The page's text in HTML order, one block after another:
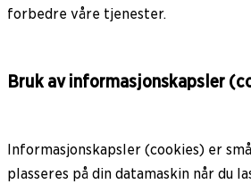
forbedre våre tjenester.
Bruk av informasjonskapsler
Informasjonskapsler (cookies) er
plasseres på din datamaskin når du